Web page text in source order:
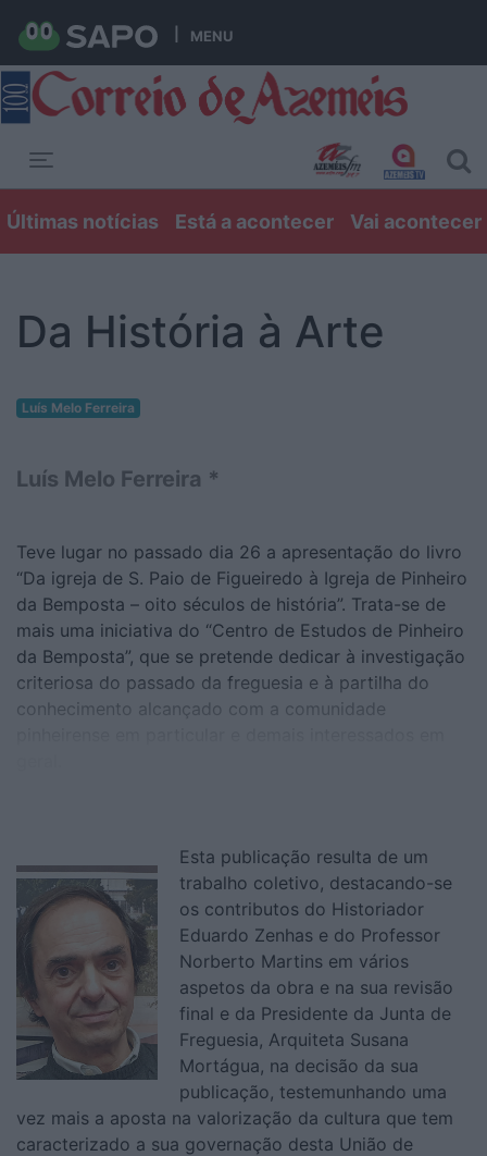
MENU
Últimas notícias Está a acontecer Vai acontecer
Da História à Arte
Luís Melo Ferreira
Luís Melo Ferreira *
Teve lugar no passado dia 26 a apresentação do livro
“Da igreja de S. Paio de Figueiredo à Igreja de Pinheiro
da Bemposta – oito séculos de história”. Trata-se de
mais uma iniciativa do “Centro de Estudos de Pinheiro
da Bemposta”, que se pretende dedicar à investigação
criteriosa do passado da freguesia e à partilha do
conhecimento alcançado com a comunidade
Esta publicação resulta de um
trabalho coletivo, destacando-se
os contributos do Historiador
Eduardo Zenhas e do Professor
Norberto Martins em vários
aspetos da obra e na sua revisão
final e da Presidente da Junta de
Freguesia, Arquiteta Susana
Mortágua, na decisão da sua
publicação, testemunhando uma
vez mais a aposta na valorização da cultura que tem
caracterizado a sua governação desta União de